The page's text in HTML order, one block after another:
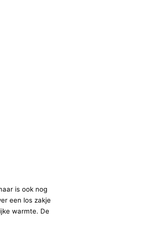
is ook nog
een los zakje
warmte. De